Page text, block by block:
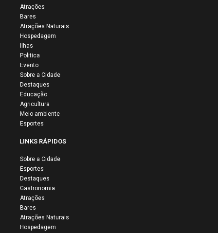
Atrações
Bares
Atrações Naturais
Hospedagem
Ilhas
Politica
Evento
Sobre a Cidade
Destaques
Educação
Agricultura
Meio ambiente
Esportes
LINKS RÁPIDOS
Sobre a Cidade
Esportes
Destaques
Gastronomia
Atrações
Bares
Atrações Naturais
Hospedagem